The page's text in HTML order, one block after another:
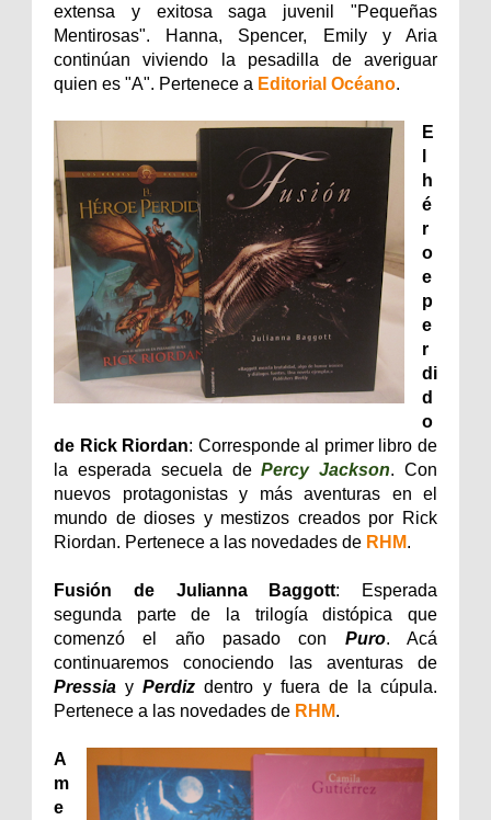
extensa y exitosa saga juvenil "Pequeñas
Mentirosas". Hanna, Spencer, Emily y Aria
continúan viviendo la pesadilla de averiguar
quien es "A". Pertenece a Editorial Océano.
E
h
é
r
o
e
p
e
r
di
d
o
de Rick Riordan: Corresponde al primer libro de
la esperada secuela dePercy Jackson. Con
nuevos protagonistas y más aventuras en el
mundo de dioses y mestizos creados por Rick
Riordan. Pertenece a las novedades de RHM.
Fusión de Julianna Baggott: Esperada
segunda parte de la trilogía distópica que
comenzó el año pasado con Puro. Acá
continuaremos conociendo las aventuras de
PressiayPerdiz dentro y fuera de la cúpula.
Pertenece a las novedades de RHM.
A
m
e